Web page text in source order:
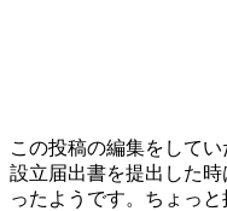
この投稿の編集をして
設立‏届出書を提出した時は既に登記事項説明書が必要でなか
ったようです。ちょっ